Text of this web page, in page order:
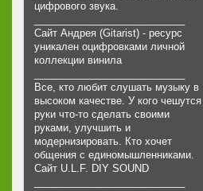
цифрового звука.
Сайт Андрея (Gitarist) - ресурс
уникален оцифровками личной
коллекции винила
Все, кто любит слушать музыку в
высоком качестве. У кого чешутся
руки что-то сделать своими
руками, улучшить и
модернизировать. Кто хочет
общения с единомышленниками.
Cайт U.L.F. DIY SOUND